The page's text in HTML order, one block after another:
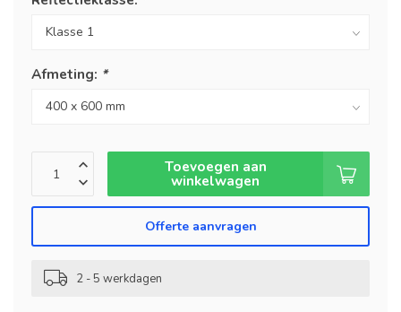
Afmeting: *
Toevoegen aan
winkelwagen
Offerte aanvragen
2 - 5 werkdagen